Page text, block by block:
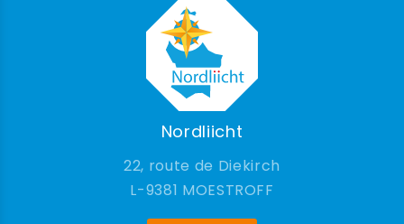
Nordliicht
22, route de Diekirch
9381 MOESTROFF